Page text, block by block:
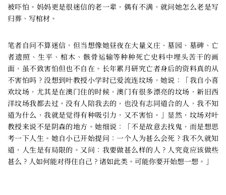
被吓怕。妈妈更是很迷信的老一辈，偶有不满，就问她怎么老是写
归葬、写棺材。
笔者自问不算迷信，但当想像她昼夜在大量义庄、墓园、墓碑、亡
者遗照、生平、棺木、骸骨运输等种种死亡史料中埋头苦干的画
面，虽不致害怕但也不自在。长年累月研究亡者身后的资料真的从
不害怕吗？没想到叶教授小学时已爱流连坟场，她说：「我自小喜
欢坟场，尤其是在澳门住的时候，澳门有很多漂亮的坟场，新旧西
洋坟场我都去过。没有人陪我去的，也没有志同道合的人，我不知
道为什么，我就是觉得有种吸引力，又不害怕。」显然，坟场对叶
教授来说不是阴森的地方。她细说：「不是故意去找鬼，而是想思
考一下人生。她自小已开始提问：一个人为甚么会死？我不久就知
道，人生是有局限的。又问：我要做甚么样的人？人究竟应该做些
甚么？人如何能对得住自己？诸如此类。可能你要开始想一想。」